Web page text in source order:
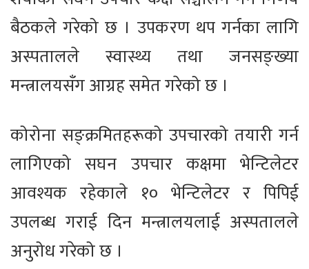
बैठकले गरेको छ । उपकरण थप गर्नका लागि
अस्पतालले स्वास्थ्य तथा जनसङ्ख्या
मन्त्रालयसँग आग्रह समेत गरेको छ ।
कोरोना सङ्क्रमितहरूको उपचारको तयारी गर्न
लागिएको सघन उपचार कक्षमा भेन्टिलेटर
आवश्यक रहेकाले १० भेन्टिलेटर र पिपिई
उपलब्ध गराई दिन मन्त्रालयलाई अस्पतालले
अनुरोध गरेको छ ।